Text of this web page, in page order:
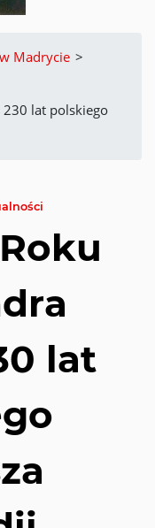
Madrycie >
230 lat polskiego
lat